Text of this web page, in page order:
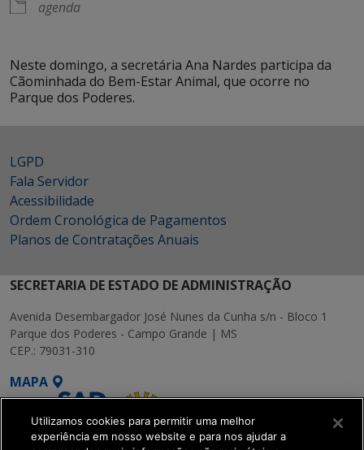
agenda
Neste domingo, a secretária Ana Nardes participa da
Cãominhada do Bem-Estar Animal, que ocorre no
Parque dos Poderes.
LGPD
Fala Servidor
Acessibilidade
Ordem Cronológica de Pagamentos
Planos de Contratações Anuais
SECRETARIA DE ESTADO DE ADMINISTRAÇÃO
Avenida Desembargador José Nunes da Cunha s/n - Bloco 1
Parque dos Poderes - Campo Grande | MS
CEP.: 79031-310
MAPA
Utilizamos cookies para permitir uma melhor
experiência em nosso website e para nos ajudar a